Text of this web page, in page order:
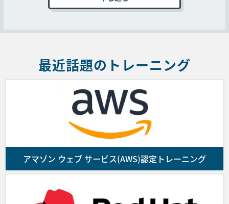
上の申込ページに必要事項を記入、本規約に同意
の申込書に必要事項を記入、本規約に同意いただ
方法で送付することでコースの受講を申し込むも
のとします。
弊社は前項の申し込み受付後、請求書を送付しま
す。ご入金を確認の上、コース受講確認メールを
送付します。なお、お客様が申し込んだコースの
提供に係る契約の成立は受講確認メールの配信を
もって成立します。また、満席によるコースの受
ない場合はお客様にその旨通知するものとしま
す。
(6) 受講する日程を変更する場合は、すでに申し込まれ
合、（5）のキャンセルポリシーが適用されます。
■ PostgreSQL
本コースのキャンセルおよび日程変更期日は、コース初
日の11営業日前となりますのでご注意ください。
■ BrainPad
本コースのキャンセルおよび日程変更期日は、コース初
日の11営業日前となりますのでご注意ください。
最近話題のトレーニング
アマゾン ウェブ サービス(AWS)認定トレーニング